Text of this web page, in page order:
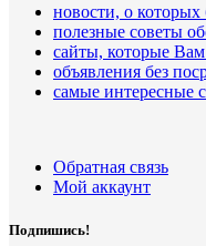
новости, о которых
полезные советы
сайты, которые Вам
объявления без
самые интересные
Обратная связь
Мой аккаунт
Подпишись!